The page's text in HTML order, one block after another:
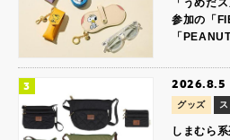
「うめだ
参加の「
「
2026.8.5
グッズ
しまむら